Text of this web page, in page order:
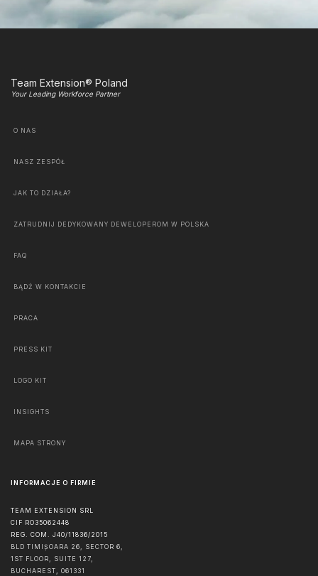
Team Extension® Poland
Your Leading Workforce Partner
O NAS
NASZ ZESPÓŁ
JAK TO DZIAŁA?
ZATRUDNIJ DEDYKOWANY DEWELOPEROM W POLSKA
FAQ
BĄDŹ W KONTAKCIE
PRACA
PRESS KIT
LOGO KIT
INSIGHTS
MAPA STRONY
INFORMACJE O FIRMIE
TEAM EXTENSION SRL
CIF RO35062448
REG. COM. J40/11836/2015
BLD TIMIȘOARA 26, SECTOR 6,
1ST FLOOR, SUITE 127,
BUCHAREST, 061331